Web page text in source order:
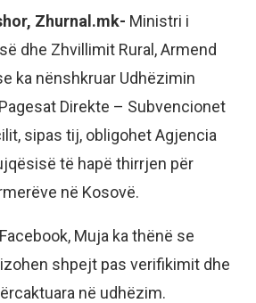
Zhurnal.mk- Ministri i
dhe Zhvillimit Rural, Armend
ka nënshkruar Udhëzimin
Direkte – Subvencionet
sipas tij, obligohet Agjencia
të hapë thirrjen për
në Kosovë.
Muja ka thënë se
shpejt pas verifikimit dhe
në udhëzim.